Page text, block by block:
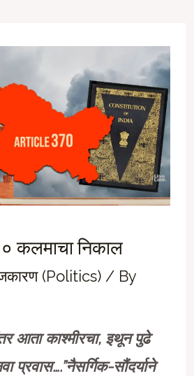
कलमाचा निकाल
(Politics)/ By
आता काश्मीरचा, इथून पुढे
प्रवास….”नैसर्गिक-सौंदर्याने